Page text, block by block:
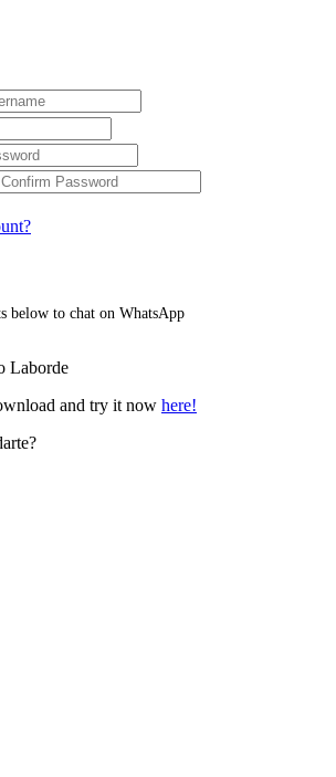
below to chat on WhatsApp
Laborde
and try it now here!